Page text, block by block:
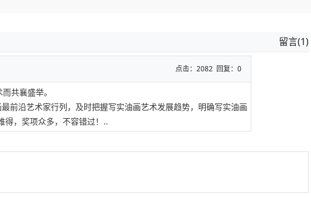
留言(1)
点击：2082 回复：0
共襄盛举。
前沿艺术家行列，及时把握写实油画艺术发展趋势，明确写实油画
得，奖项众多，不容错过！..